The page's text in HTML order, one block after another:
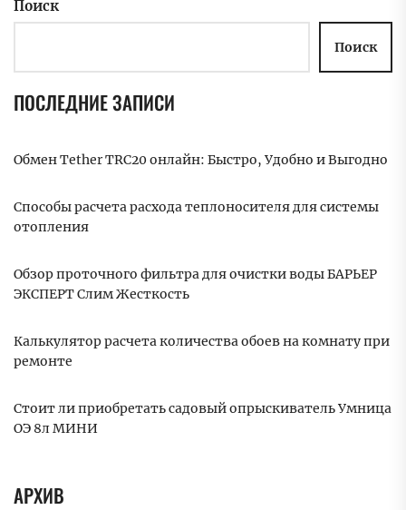
Поиск
Поиск
ПОСЛЕДНИЕ ЗАПИСИ
Обмен Tether TRC20 онлайн: Быстро, Удобно и Выгодно
Способы расчета расхода теплоносителя для системы
отопления
Обзор проточного фильтра для очистки воды БАРЬЕР
ЭКСПЕРТ Слим Жесткость
Калькулятор расчета количества обоев на комнату при
ремонте
Стоит ли приобретать садовый опрыскиватель Умница
ОЭ 8л МИНИ
АРХИВ